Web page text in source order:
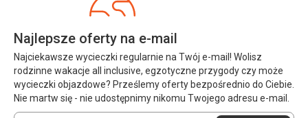
Najlepsze oferty na e-mail
Najciekawsze wycieczki regularnie na Twój e-mail! Wolisz
rodzinne wakacje all inclusive, egzotyczne przygody czy może
wycieczki objazdowe? Prześlemy oferty bezpośrednio do Ciebie.
Nie martw się - nie udostępnimy nikomu Twojego adresu e-mail.